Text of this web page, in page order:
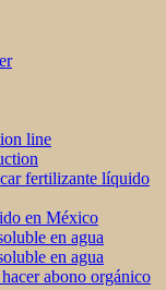
line
fertilizante líquido
en México
en agua
en agua
abono orgánico